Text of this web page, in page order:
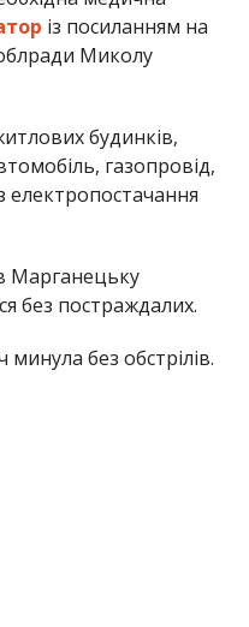
із посиланням на
Миколу
будинків,
газопровід,
електропостачання
Марганецьку
без постраждалих.
минула без обстрілів.